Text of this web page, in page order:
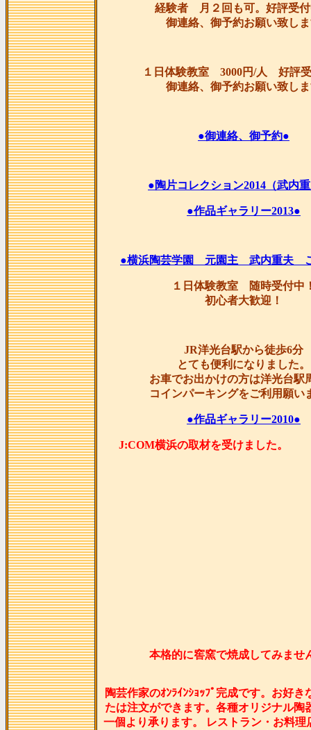
経験者 月２回も可。好評受
御連絡、御予約お願い致し
１日体験教室 3000円/人 好評
御連絡、御予約お願い致し
●御連絡、御予約●
●陶片コレクション2014（武内
●作品ギャラリー2013●
●横浜陶芸学園 元園主 武内重夫
１日体験教室 随時受付中
初心者大歓迎！
JR洋光台駅から徒歩6分
とても便利になりました。
お車でお出かけの方は洋光台駅
コインパーキングをご利用願い
●作品ギャラリー2010●
J:COM横浜の取材を受け
本格的に窖窯で焼成してみませ
陶芸作家のｵﾝﾗｲﾝｼｮｯﾌﾟ完成です。お好き
たは注文ができます。各種オリジナル陶
一個より承ります。 レストラン・お料理